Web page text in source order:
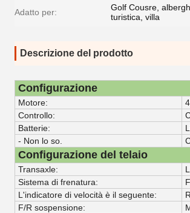
Adatto per:
Golf Cousre,
turistica, villa
Descrizione del prodotto
Configurazione
Motore:
Controllo:
Batterie:
- Non lo so.
Configurazione del telaio
Transaxle:
Sistema di frenatura:
L'indicatore di velocità è il seguente:
F/R sospensione: